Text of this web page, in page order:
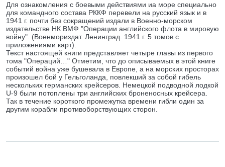
Для ознакомления с боевыми действиями иа море специально
для командного состава РККФ перевели на русский язык и в
1941 г. почти без сокращений издали в Военно-морском
издательстве НК ВМФ "Операции английского флота в мировую
войну". (Военмориздат. Ленинград. 1941 г. 5 томов с
приложениями карт).
Текст настоящей книги представляет четыре главы из первого
тома "Операций…" Отметим, что до описываемых в этой книге
событий война уже бушевала в Европе, а на морских просторах
произошел бой у Гельголанда, повлекший за собой гибель
нескольких германских крейсеров. Немецкой подводной лодкой
U-9 были потоплены три английских броненосных крейсера.
Так в течение короткого промежутка времени гибли один за
другим корабли противоборствующих сторон.